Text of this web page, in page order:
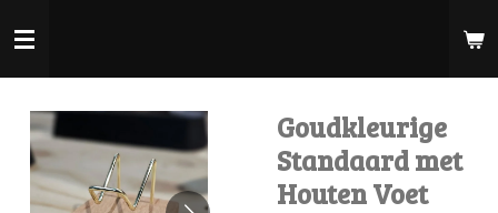
direct
hoofdinhoud
Goudkleurige
Standaard met
Houten Voet